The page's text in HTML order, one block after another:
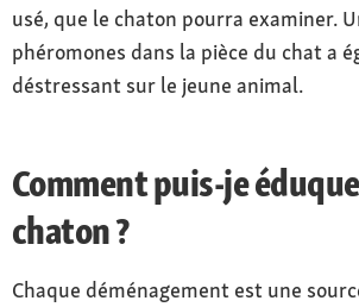
usé, que le chaton pourra examiner.
phéromones dans la pièce du chat a
déstressant sur le jeune animal.
Comment puis-je
chaton ?
Chaque déménagement est une